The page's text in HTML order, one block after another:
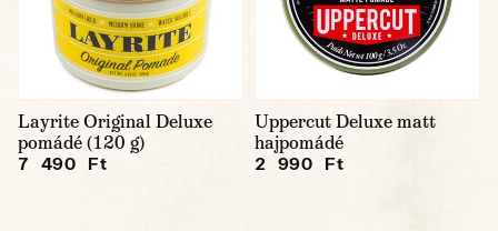
Layrite Original Deluxe
pomádé (120 g)
7 490 Ft
Uppercut Deluxe matt
hajpomádé
2 990 Ft